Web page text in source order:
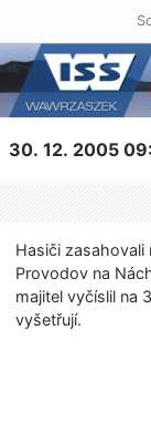
30. 12. 2005
Hasiči
Provodov na
majitel vyčíslil na
vyšetřují.